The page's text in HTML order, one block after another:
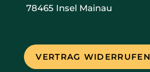
78465 Insel Mainau
VERTRAG WIDERRUFEN